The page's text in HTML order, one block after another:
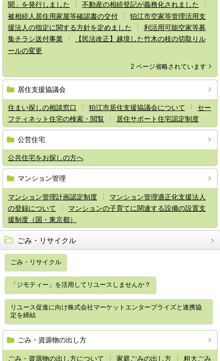
聞」を発行しました
不動産の相続登記が義務化されました
被相続人居住用家屋等確認書の交付
狛江市空家等管理活用支
援法人の指定に関する方針を定めました
利活用可能空家等募
集チラシ送付事業
【民法改正】越境した竹木の枝の切取りル
ールの変更
2 ページ省略されています
居住支援協議会
住まい探しの相談窓口 狛江市居住支援協議会について
セー
フティネット住宅の検索・閲覧
居住サポート住宅認定制度
公営住宅
公共住宅をお探しの方へ
マンション管理
マンション管理計画認定制度
マンション管理適正化支援法人
の登録について
マンションの子育てに関連する設備の設置支
援制度（国・東京都）
ごみ・リサイクル
ごみ・リサイクル
「ジモティー」を活用してリユースしませんか？
リユース促進に向け株式会社マーケットエンタープライズと連携協
定を締結
ごみ・資源物の出し方
ごみ・資源物の出し方について 家庭ごみの出し方 粗大ごみ